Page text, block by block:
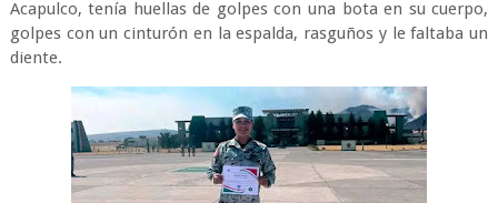
Acapulco, tenía huellas de golpes con una bota en su cuerpo,
golpes con un cinturón en la espalda, rasguños y le faltaba un
diente.